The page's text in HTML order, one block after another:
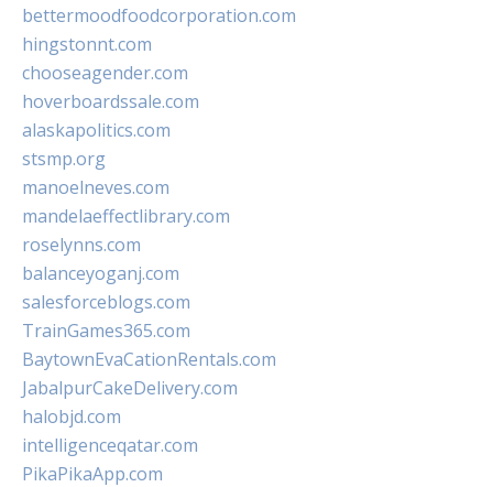
bettermoodfoodcorporation.com
hingstonnt.com
chooseagender.com
hoverboardssale.com
alaskapolitics.com
stsmp.org
manoelneves.com
mandelaeffectlibrary.com
roselynns.com
balanceyoganj.com
salesforceblogs.com
TrainGames365.com
BaytownEvaCationRentals.com
JabalpurCakeDelivery.com
halobjd.com
intelligenceqatar.com
PikaPikaApp.com